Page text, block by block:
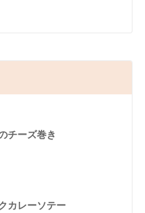
チーズ巻き
カレーソテー